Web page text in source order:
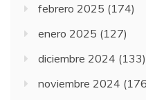
febrero 2025 (174)
enero 2025 (127)
diciembre 2024 (133)
noviembre 2024